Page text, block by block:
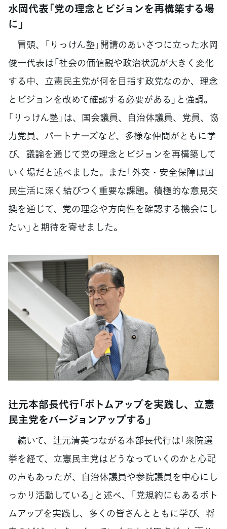
水岡代表「党の理念とビジョンを再構築する場
に」
冒頭、「りっけん塾」開講のあいさつに立った水岡
俊一代表は「社会の価値観や政治状況が大きく変化
する中、立憲民主党が何を目指す政党なのか、理念
とビジョンを改めて確認する必要がある」と強調。
「りっけん塾」は、国会議員、自治体議員、党員、協
力党員、パートナーズなど、多様な仲間がともに学
び、議論を通じて党の理念とビジョンを再構築して
いく場だと述べました。また「外交・安全保障は国
民生活に深く結びつく重要な課題。積極的な意見交
換を通じて、党の理念や方向性を確認する機会にし
たい」と期待を寄せました。
辻元本部長代行「ボトムアップを実践し、立憲
民主党をバージョンアップする」
続いて、辻元清美つながる本部長代行は「衆院選
挙を経て、立憲民主党はどうなっていくのかと心配
の声もあったが、自治体議員や参院議員を中心にし
っかり活動している」と述べ、「党規約にもあるボト
ムアップを実践し、多くの皆さんとともに学び、将